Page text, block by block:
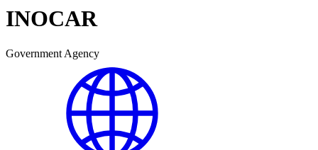
INOCAR
Government Agency